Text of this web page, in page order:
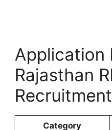
Application
Rajasthan
Category